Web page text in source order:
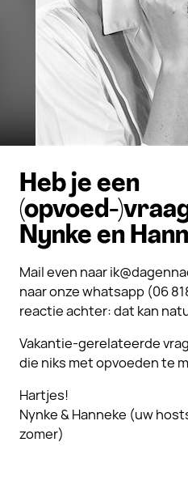
Heb je een
(opvoed-
Nynke en
Mail even naar
naar onze whatsapp (06
reactie achter: dat kan
Vakantie-gerelateerde
die niks met opvoeden te
Hartjes!
Nynke & Hanneke (uw
zomer)